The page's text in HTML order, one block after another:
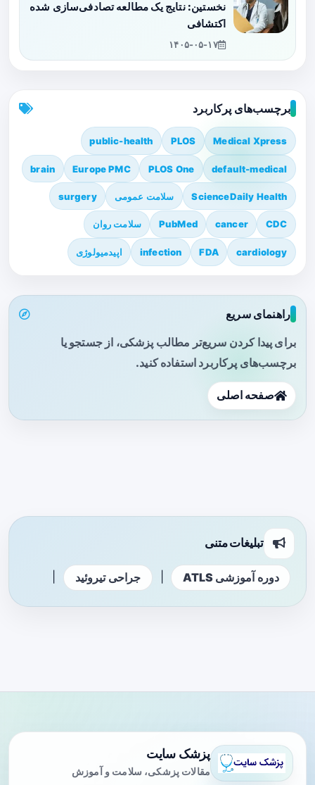
نخستین: نتایج یک مطالعه تصادفی‌سازی شده
اکتشافی
۱۴۰۵-۰۵-۱۷
برچسب‌های پرکاربرد
Medical Xpress
PLOS
public-health
default-medical
PLOS One
Europe PMC
brain
ScienceDaily Health سلامت عمومی surgery
CDC
cancer
PubMed سلامت روان
cardiology
FDA
infection اپیدمیولوژی
راهنمای سریع
برای پیدا کردن سریع‌تر مطالب پزشکی، از جستجو یا
برچسب‌های پرکاربرد استفاده کنید.
صفحه اصلی
تبلیغات متنی
دوره آموزشی ATLS جراحی تیروئید
پزشک سایت
مقالات پزشکی، سلامت و آموزش